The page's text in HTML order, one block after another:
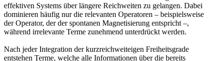
effektiven Systems über längere Reichweiten zu gelangen. Dabei
dominieren häufig nur die relevanten Operatoren – beispielsweise
der Operator, der der spontanen Magnetisierung entspricht –,
während irrelevante Terme zunehmend unterdrückt werden.
Nach jeder Integration der kurzreichweiteigen Freiheitsgrade
entstehen Terme, welche alle Informationen über die bereits